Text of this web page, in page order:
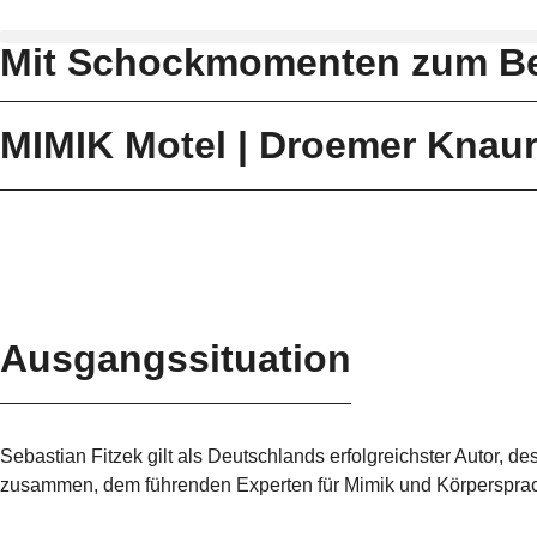
Mit Schockmomenten zum
MIMIK Motel | Droemer Knaur
Ausgangssituation
Sebastian Fitzek gilt als Deutschlands erfolgreichster Autor,
zusammen, dem führenden Experten für Mimik und